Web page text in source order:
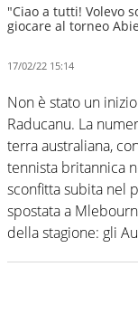
"Ciao a tutti! Volevo
giocare al torneo
17/02/22 15:14
Non è stato un
Raducanu. La
terra australiana,
tennista britannica
sconfitta subita nel
spostata a
della stagione: gli